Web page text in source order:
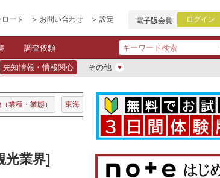
ロード お問い合わせ 設定 電子版会員 ログイン
調査依頼
先知情報・情報関心 その他
業種・業態） 東海
光業界]